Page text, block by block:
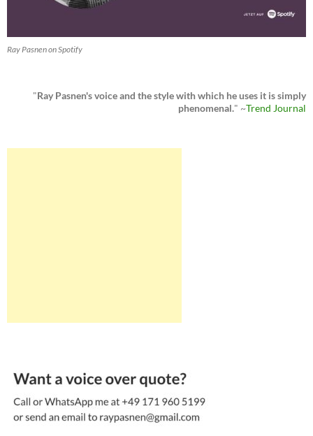
Ray Pasnen on Spotify
"Ray Pasnen's voice and the style with which he uses it is simply
phenomenal." ~Trend Journal